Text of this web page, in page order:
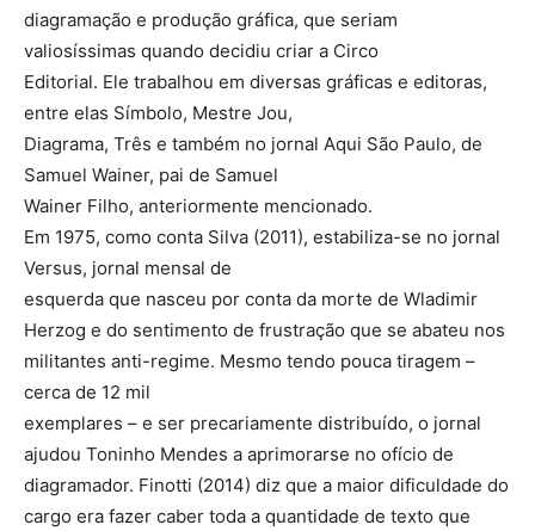
diagramação e produção gráfica, que seriam
valiosíssimas quando decidiu criar a Circo
Editorial. Ele trabalhou em diversas gráficas e editoras,
entre elas Símbolo, Mestre Jou,
Diagrama, Três e também no jornal Aqui São Paulo, de
Samuel Wainer, pai de Samuel
Wainer Filho, anteriormente mencionado.
Em 1975, como conta Silva (2011), estabiliza-se no jornal
Versus, jornal mensal de
esquerda que nasceu por conta da morte de Wladimir
Herzog e do sentimento de frustração que se abateu nos
militantes anti-regime. Mesmo tendo pouca tiragem –
cerca de 12 mil
exemplares – e ser precariamente distribuído, o jornal
ajudou Toninho Mendes a aprimorarse no ofício de
diagramador. Finotti (2014) diz que a maior dificuldade do
cargo era fazer caber toda a quantidade de texto que